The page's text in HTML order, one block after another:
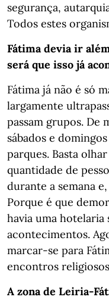
segurança,
Todos estes
Fátima devia ir
será que isso já
Fátima já não é só
largamente
passam grupos. De
sábados e
parques. Basta
quantidade de
durante a semana
Porque é que
havia uma hotelaria
acontecimentos.
marcar-se para
encontros
A zona de Leiria-